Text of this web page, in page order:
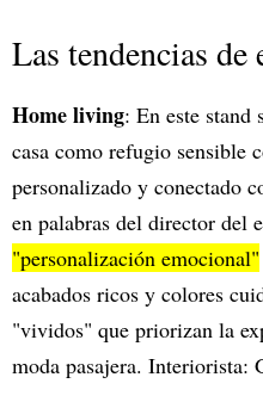
Las tendencias de
Home living: En este stand
casa como refugio sensible
personalizado y conectado
en palabras del director del
"personalización emocional"
acabados ricos y colores
"vividos" que priorizan la
moda pasajera. Interiorista: